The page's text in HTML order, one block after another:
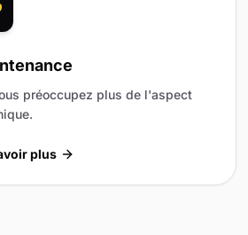
préoccupez plus de l'aspect
plus